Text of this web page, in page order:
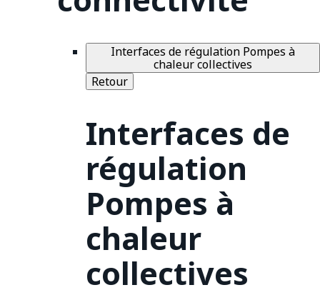
Interfaces de régulation Pompes à
chaleur collectives
Retour
Interfaces de
régulation
Pompes à
chaleur
collectives